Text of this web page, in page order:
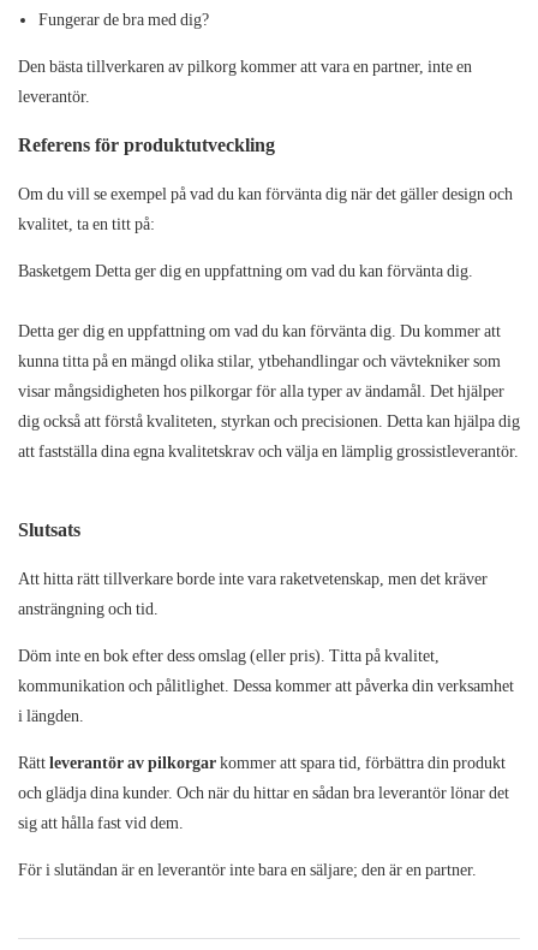
Fungerar de bra med dig?
Den bästa tillverkaren av pilkorg kommer att vara en partner, inte en
leverantör.
Referens för produktutveckling
Om du vill se exempel på vad du kan förvänta dig när det gäller design och
kvalitet, ta en titt på:
Basketgem Dettager dig en uppfattning om vad du kan förvänta dig.
Detta ger dig en uppfattning om vad du kan förvänta dig. Du kommer att
kunna titta på en mängd olika stilar, ytbehandlingar och vävtekniker som
visar mångsidigheten hos pilkorgar för alla typer av ändamål. Det hjälper
dig också att förstå kvaliteten, styrkan och precisionen. Detta kan hjälpa dig
att fastställa dina egna kvalitetskrav och välja en lämplig grossistleverantör.
Slutsats
Att hitta rätt tillverkare borde inte vara raketvetenskap, men det kräver
ansträngning och tid.
Döm inte en bok efter dess omslag (eller pris). Titta på kvalitet,
kommunikation och pålitlighet. Dessa kommer att påverka din verksamhet
i längden.
Rättleverantör av pilkorgarkommer att spara tid, förbättra din produkt
och glädja dina kunder. Och när du hittar en sådan bra leverantör lönar det
sig att hålla fast vid dem.
För i slutändan är en leverantör inte bara en säljare; den är en partner.